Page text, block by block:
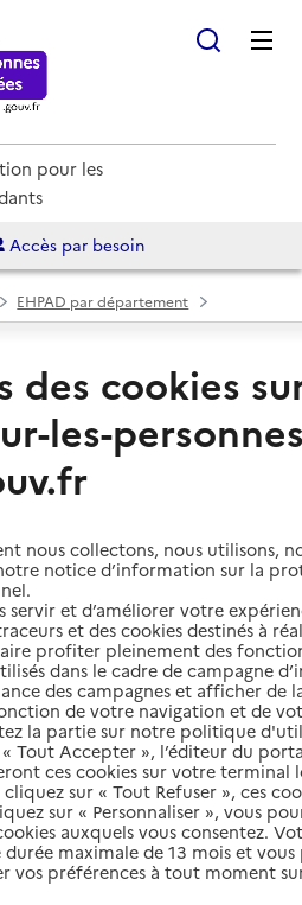
pour les
Accès par besoin
EHPAD par département
personnes âgées dépendantes
des
d'hébergement
cette recherche aux favoris
des cookies
les-
nous collectons, nous utilisons,
notice d’information sur la
servir et d’améliorer votre
et des cookies destinés à
profiter pleinement des
dans le cadre de campagne
des campagnes et afficher de
de votre navigation et de
la partie sur notre politique
Tout Accepter », l’éditeur du
ces cookies sur votre terminal
sur « Tout Refuser », ces
sur « Personnaliser », vous
auxquels vous consentez.
maximale de 13 mois et
vos préférences à tout moment